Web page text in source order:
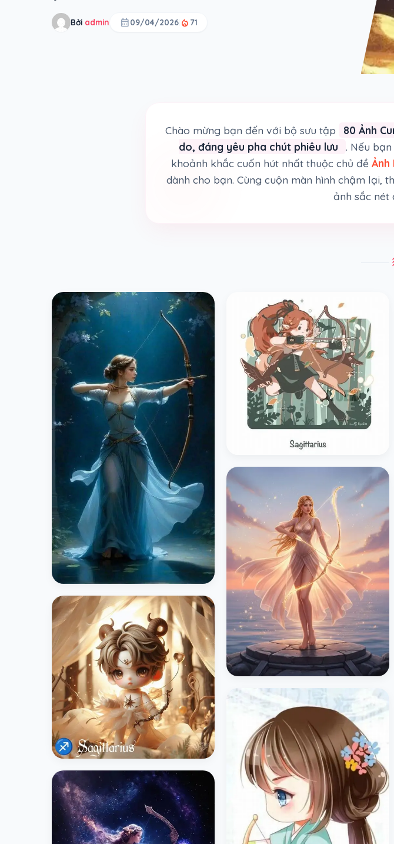
Bởi admin calendar_month09/04/2026 local_fire_department 71
Chào mừng bạn đến với bộ sưu tập
80 Ảnh
do, đáng yêu pha chút phiêu lưu
. Nếu
khoảnh khắc cuốn hút nhất thuộc chủ đề Ảnh
dành cho bạn. Cùng cuộn màn hình chậm lại,
ảnh sắc nét